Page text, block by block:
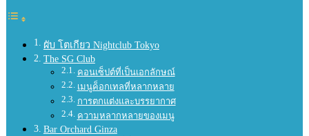
ผับ โตเกียว Nightclub Tokyo
The SG Club
คอนเซ็ปต์ที่เป็นเอกลักษณ์
เมนูค็อกเทลที่หลากหลาย
การตกแต่งและบรรยากาศ
ความหลากหลายของเมนู
Bar Orchard Ginza